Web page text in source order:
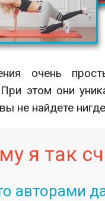
очень
этом они
не найдете
я так
авторами